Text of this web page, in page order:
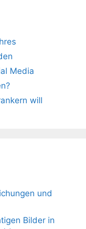
Media
will
und
Bilder in